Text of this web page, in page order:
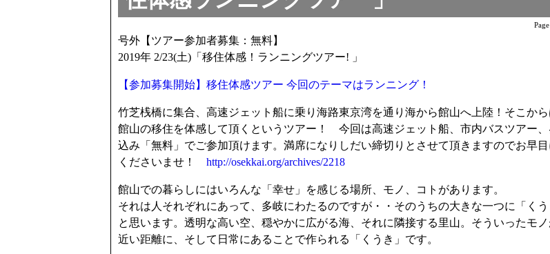
号外【ツアー参加者募集：無料】
2019年 2/23(土)「移住体感！ランニングツアー! 」
【参加募集開始】移住体感ツアー 今回のテーマはランニング！
竹芝桟橋に集合、高速ジェット船に乗り海路東京湾を通り海から館山へ上陸！そこか
館山の移住を体感して頂くというツアー！ 今回は高速ジェット船、市内バスツアー
込み「無料」でご参加頂けます。満席になりしだい締切りとさせて頂きますのでお早
くださいませ！ http://osekkai.org/archives/2218
館山での暮らしにはいろんな「幸せ」を感じる場所、モノ、コトがあります。
それは人それぞれにあって、多岐にわたるのですが・・そのうちの大きな一つに「く
と思います。透明な高い空、穏やかに広がる海、それに隣接する里山。そういったモノ
近い距離に、そして日常にあることで作られる「くうき」です。